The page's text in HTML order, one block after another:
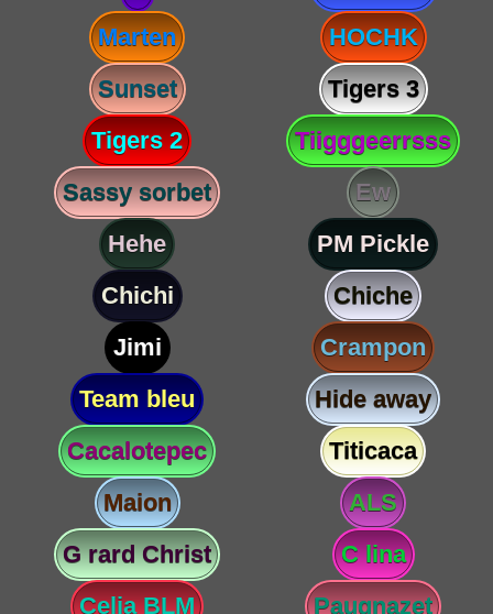
Marten
HOCHK
Sunset
Tigers 3
Tigers 2
Tiigggeerrsss
Sassy sorbet
Ew
Hehe
PM Pickle
Chichi
Chiche
Jimi
Crampon
Team bleu
Hide away
Cacalotepec
Titicaca
Maion
ALS
G rard Christ
C lina
Celia BLM
Paugnazet